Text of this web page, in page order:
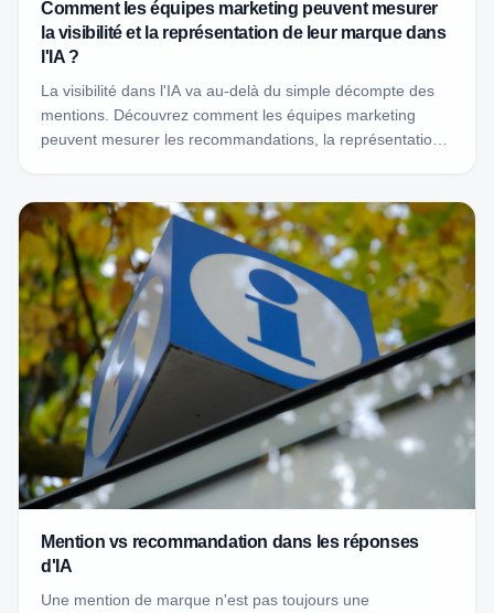
Comment les équipes marketing peuvent mesurer
la visibilité et la représentation de leur marque dans
l'IA ?
La visibilité dans l'IA va au-delà du simple décompte des
mentions. Découvrez comment les équipes marketing
peuvent mesurer les recommandations, la représentation,
Mention vs recommandation dans les réponses
d'IA
Une mention de marque n'est pas toujours une